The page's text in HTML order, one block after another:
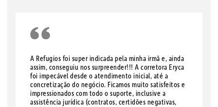
A Refugios foi super indicada pela minha irmã e, ainda
assim, conseguiu nos surpreender!!! A corretora Eryca
foi impecável desde o atendimento inicial, até a
concretização do negócio. Ficamos muito satisfeitos e
impressionados com todo o suporte, inclusive a
assistência jurídica (contratos, certidões negativas,